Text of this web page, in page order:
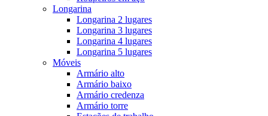
Longarina
Longarina 2 lugares
Longarina 3 lugares
Longarina 4 lugares
Longarina 5 lugares
Móveis
Armário alto
Armário baixo
Armário credenza
Armário torre